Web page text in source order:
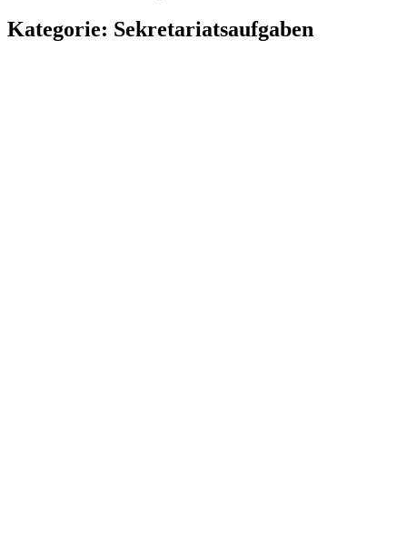
Kategorie: Sekretariatsaufgaben